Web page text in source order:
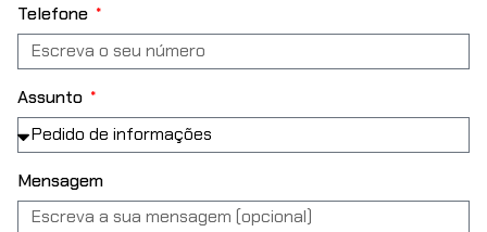
Telefone
Assunto
Mensagem